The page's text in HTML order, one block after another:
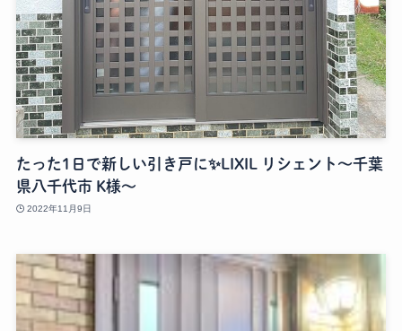
たった1日で新しい引き戸に✨LIXIL リシェント～千葉
県八千代市 K様～
2022年11月9日